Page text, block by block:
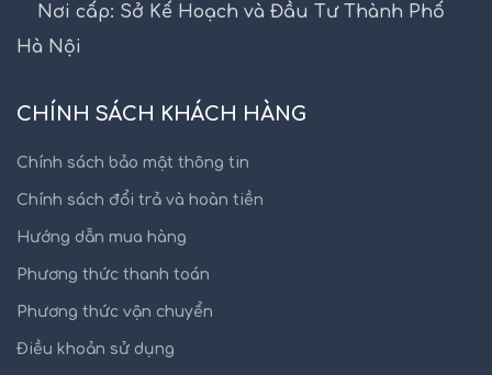
Nơi cấp: Sở Kế Hoạch và Đầu Tư Thành Phố
Hà Nội
CHÍNH SÁCH KHÁCH HÀNG
Chính sách bảo mật thông tin
Chính sách đổi trả và hoàn tiền
Hướng dẫn mua hàng
Phương thức thanh toán
Phương thức vận chuyển
Điều khoản sử dụng